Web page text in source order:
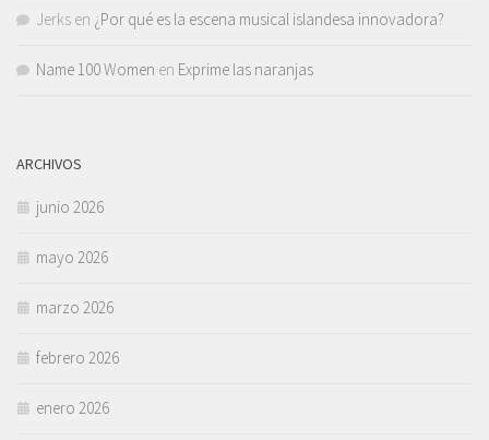
Jerks en ¿Por qué es la escena musical islandesa innovadora?
Name 100 Women en Exprime las naranjas
ARCHIVOS
junio 2026
mayo 2026
marzo 2026
febrero 2026
enero 2026